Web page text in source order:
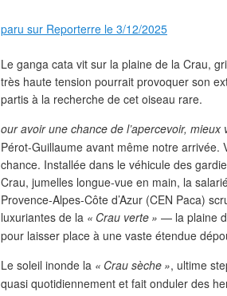
paru sur Reporterre le 3/12/2025
Le ganga cata vit sur la plaine de la Crau,
très haute tension pourrait provoquer son
partis à la recherche de cet oiseau rare.
our avoir une chance de l’apercevoir,
Pérot-Guillaume avant même notre
chance. Installée dans le véhicule des
Crau, jumelles longue-vue en main, la
Provence-Alpes-Côte d’Azur (CEN Paca)
luxuriantes de la « Crau verte » — la plaine
pour laisser place à une vaste étendue
Le soleil inonde la « Crau sèche », ultime
quasi quotidiennement et fait onduler des